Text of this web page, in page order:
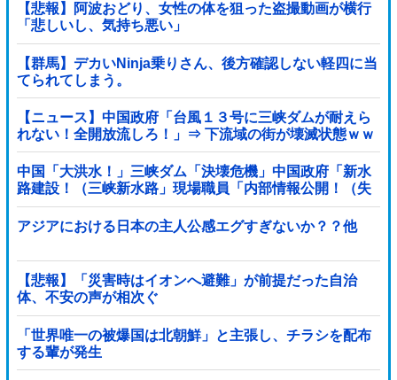
【悲報】阿波おどり、女性の体を狙った盗撮動画が横行
「悲しいし、気持ち悪い」
【群馬】デカいNinja乗りさん、後方確認しない軽四に当
てられてしまう。
【ニュース】中国政府「台風１３号に三峡ダムが耐えら
れない！全開放流しろ！」⇒ 下流域の街が壊滅状態ｗｗ
ｗｗｗ
中国「大洪水！」三峡ダム「決壊危機」中国政府「新水
路建設！（三峡新水路」現場職員「内部情報公開！（失
踪」湖南省「三峡放流情報（画像」台風13号「...
アジアにおける日本の主人公感エグすぎないか？？他
【悲報】「災害時はイオンへ避難」が前提だった自治
体、不安の声が相次ぐ
「世界唯一の被爆国は北朝鮮」と主張し、チラシを配布
する輩が発生